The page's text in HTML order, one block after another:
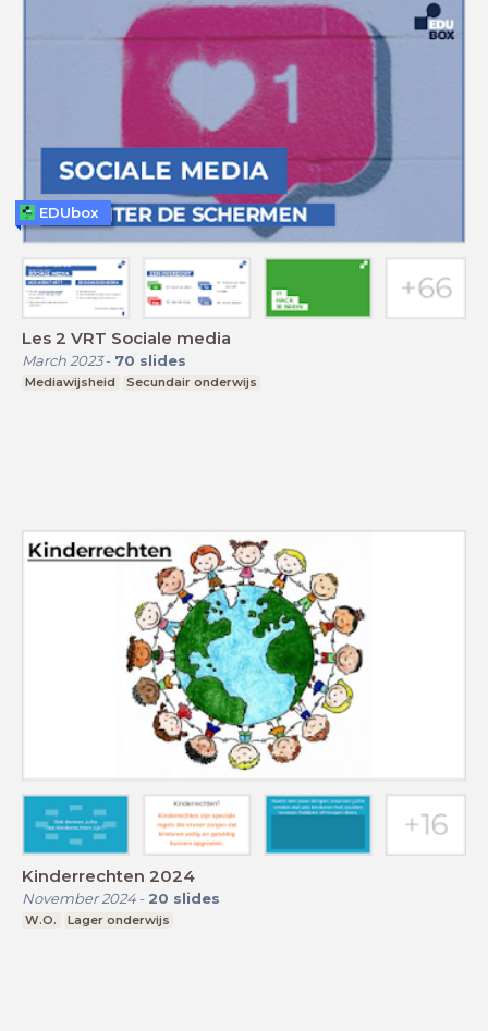
Les 2 VRT Sociale media
March 2023- 70 slides
Mediawijsheid Secundair onderwijs
EDUbox
Kinderrechten 2024
November 2024- 20 slides
W.O. Lager onderwijs